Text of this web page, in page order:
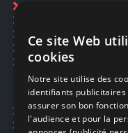
Restauration CD griffés
Réparations & SAV
Smartpoints
Ecogaming
Expédition & retours
Ce site Web
cookies
Notre site utilise des
identifiants publicitaires
assurer son bon
l'audience et pour la